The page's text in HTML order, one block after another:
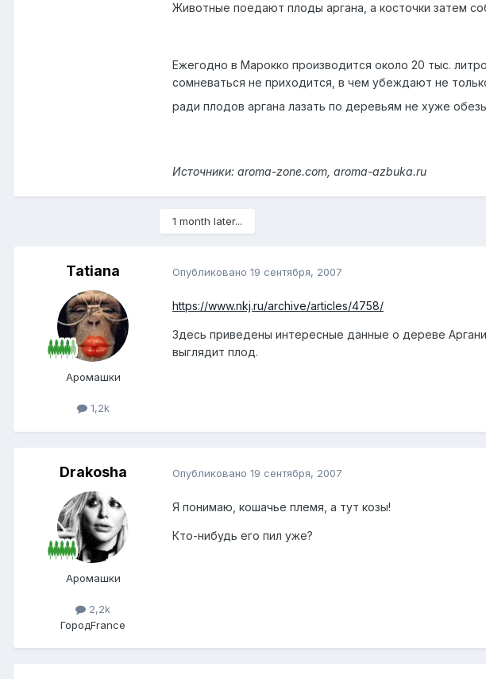
Животные поедают плоды аргана, а косточки затем
Ежегодно в Марокко производится около 20 тыс.
сомневаться не приходится, в чем убеждают не
ради плодов аргана лазать по деревьям не хуже
Источники: aroma-zone.com, aroma-azbuka.ru
1 month later...
Tatiana
Аромашки
1,2k
Опубликовано 19 сентября, 2007
https://www.nkj.ru/archive/articles/4758/
Здесь приведены интересные данные о дереве
выглядит плод.
Drakosha
Аромашки
2,2k
ГородFrance
Опубликовано 19 сентября, 2007
Я понимаю, кошачье племя, а тут козы!
Кто-нибудь его пил уже?